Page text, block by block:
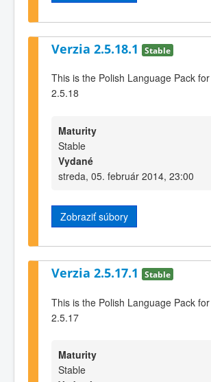
Verzia 2.5.18.1 Stable
This is the Polish Language Pack
2.5.18
Maturity
Stable
Vydané
streda, 05. február 2014, 23:00
Zobraziť súbory
Verzia 2.5.17.1 Stable
This is the Polish Language Pack
2.5.17
Maturity
Stable